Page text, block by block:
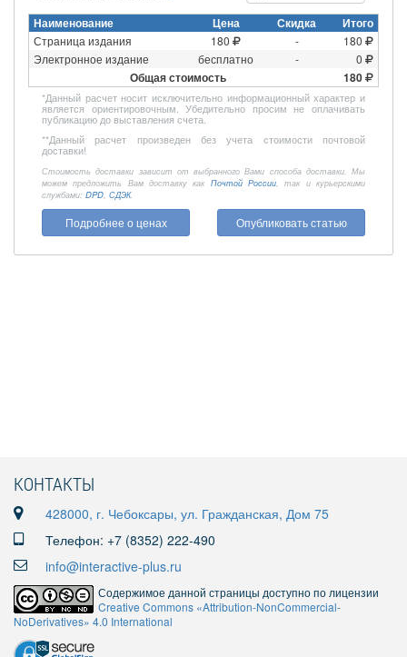
Наименование Цена Скидка Итого
Страница издания 180 -
180
Электронное издание
бесплатно - 0
Общая стоимость 180
*Данный расчет носит исключительно информационный характер и
является ориентировочным. Убедительно просим не оплачивать
публикацию до выставления счета.
**Данный расчет произведен без учета стоимости почтовой
доставки!
Стоимость доставки зависит от выбранного Вами способа доставки. Мы
можем предложить Вам доставку как Почтой России, так и курьерскими
службами: DPD, СДЭК.
Подробнее о ценах Опубликовать статью
КОНТАКТЫ
428000, г. Чебоксары, ул. Гражданская, Дом 75
Телефон: +7 (8352) 222-490
info@interactive-plus.ru
Содержимое данной страницы доступно по лицензии
Creative Commons «Attribution-NonCommercial-
NoDerivatives» 4.0 International